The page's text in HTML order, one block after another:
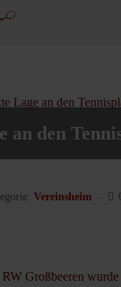
an den
Vereinsheim
Großbeeren